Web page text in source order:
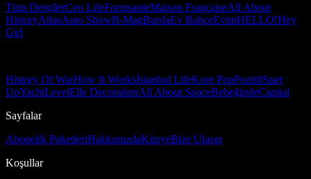
Tüm DergilerCeo LifeFormsanteMaison FrançaiseAll About
HistoryAtlasAuto ShowB-MagBurdaEv BahçeEvimHELLO!Hey
Girl
History Of WarHow It Worksİstanbul LifeKore PopPozitifStart
UpYachtLevelElle DecorationAll About SpaceBebeğimleCapital
Sayfalar
Abonelik PaketleriHakkımızdaKünyeBize Ulaşın
Koşullar